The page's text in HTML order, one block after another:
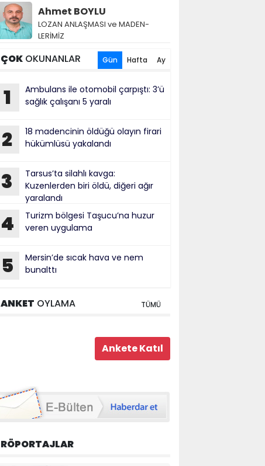
Ahmet BOYLU
LOZAN AN­LAŞ­MA­SI ve MA­DEN­
LERİMİZ
ÇOK OKUNANLAR Gün Hafta Ay
1
Ambulans ile otomobil çarpıştı: 3’ü
sağlık çalışanı 5 yaralı
2
18 madencinin öldüğü olayın firari
hükümlüsü yakalandı
3
Tarsus’ta silahlı kavga:
Kuzenlerden biri öldü, diğeri ağır
yaralandı
4
Turizm bölgesi Taşucu’na huzur
veren uygulama
5
Mersin’de sıcak hava ve nem
bunalttı
ANKET OYLAMA TÜMÜ
RÖPORTAJLAR